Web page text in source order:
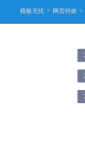
模板无忧 > 网页特效 >